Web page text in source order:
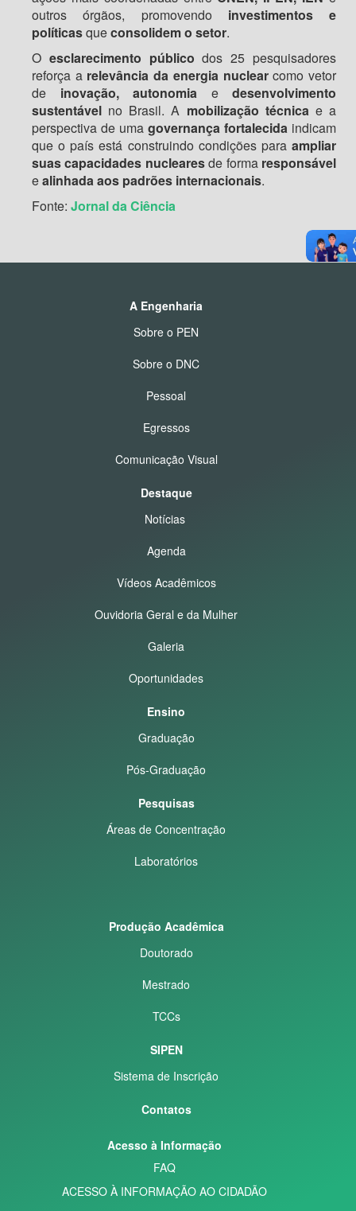
outros órgãos, promovendo investimentos e
políticasqueconsolidem o setor.
O esclarecimento público dos 25 pesquisadores
reforça a relevância da energia nuclearcomo vetor
de inovação, autonomia e desenvolvimento
sustentável no Brasil. A mobilização técnicae a
perspectiva de uma governança fortalecida indicam
que o país está construindo condições para ampliar
suas capacidades nuclearesde forma responsável
ealinhada aos padrões internacionais.
Fonte: Jornal da Ciência
A Engenharia
Sobre o PEN
Sobre o DNC
Pessoal
Egressos
Comunicação Visual
Destaque
Notícias
Agenda
Vídeos Acadêmicos
Ouvidoria Geral e da Mulher
Galeria
Oportunidades
Ensino
Graduação
Pós-Graduação
Pesquisas
Áreas de Concentração
Laboratórios
Produção Acadêmica
Doutorado
Mestrado
TCCs
SIPEN
Sistema de Inscrição
Contatos
Acesso à Informação
FAQ
ACESSO À INFORMAÇÃO AO CIDADÃO